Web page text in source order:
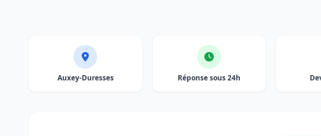
Auxey-Duresses Réponse sous 24h